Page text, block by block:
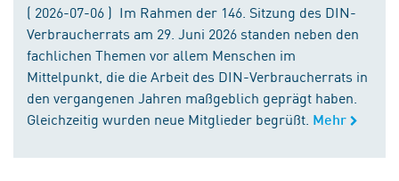
( 2026-07-06 ) Im Rahmen der 146. Sitzung des DIN-
Verbraucherrats am 29. Juni 2026 standen neben den
fachlichen Themen vor allem Menschen im
Mittelpunkt, die die Arbeit des DIN-Verbraucherrats in
den vergangenen Jahren maßgeblich geprägt haben.
Gleichzeitig wurden neue Mitglieder begrüßt. Mehr